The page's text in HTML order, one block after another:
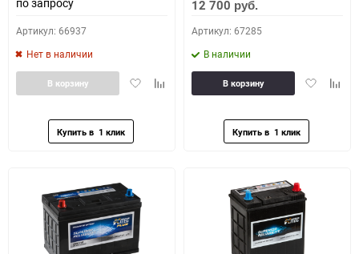
Артикул: 66937
Нет в наличии
ДобавитьДобавить
В корзину
12 700 руб.
Артикул: 67285
В наличии
Добавить
В корзину